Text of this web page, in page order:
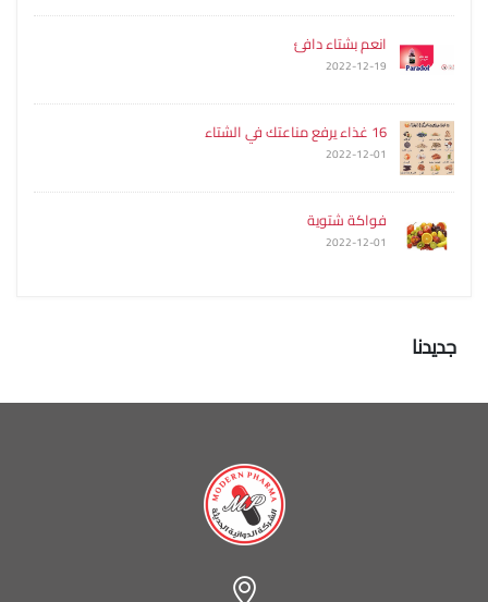
انعم بشتاء دافئ
2022-12-19
16 غذاء يرفع مناعتك في الشتاء
2022-12-01
فواكة شتوية
2022-12-01
جديدنا